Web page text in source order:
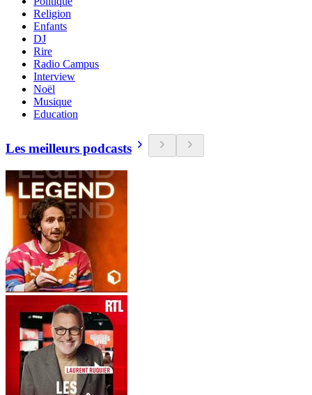
Religion
Enfants
DJ
Rire
Radio Campus
Interview
Noël
Musique
Education
Les meilleurs podcasts